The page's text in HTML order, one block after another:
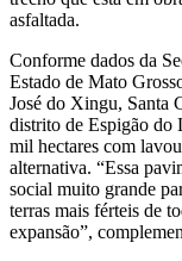
asfaltada.
Conforme dados da
Estado de Mato
José do Xingu, Santa
distrito de Espigão do
mil hectares com
alternativa. “Essa
social muito grande
terras mais férteis de
expansão”,